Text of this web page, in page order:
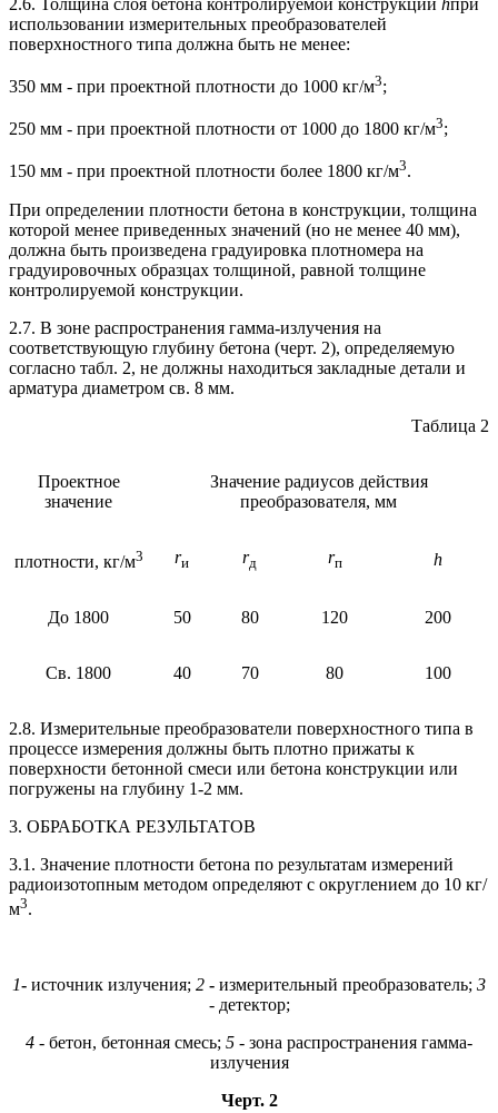
использовании измерительных преобразователей
поверхностного типа должна быть не менее:
350 мм - при проектной плотности до 1000 кг/м3;
250 мм - при проектной плотности от 1000 до 1800 кг/м3;
150 мм - при проектной плотности более 1800 кг/м3.
При определении плотности бетона в конструкции, толщина
которой менее приведенных значений (но не менее 40 мм),
должна быть произведена градуировка плотномера на
градуировочных образцах толщиной, равной толщине
контролируемой конструкции.
2.7. В зоне распространения гамма-излучения на
соответствующую глубину бетона (черт. 2), определяемую
согласно табл. 2, не должны находиться закладные детали и
арматура диаметром св. 8 мм.
Таблица 2
Проектное
значение
Значение радиусов действия
преобразователя, мм
плотности, кг/м3 rи rд rп h
До 1800 50 80 120 200
Св. 1800 40 70 80 100
2.8. Измерительные преобразователи поверхностного типа в
процессе измерения должны быть плотно прижаты к
поверхности бетонной смеси или бетона конструкции или
погружены на глубину 1-2 мм.
3. ОБРАБОТКА РЕЗУЛЬТАТОВ
3.1. Значение плотности бетона по результатам измерений
радиоизотопным методом определяют с округлением до 10 кг/
м3.
1- источник излучения; 2 - измерительный преобразователь; 3
- детектор;
4 - бетон, бетонная смесь; 5 - зона распространения гамма-
излучения
Черт. 2